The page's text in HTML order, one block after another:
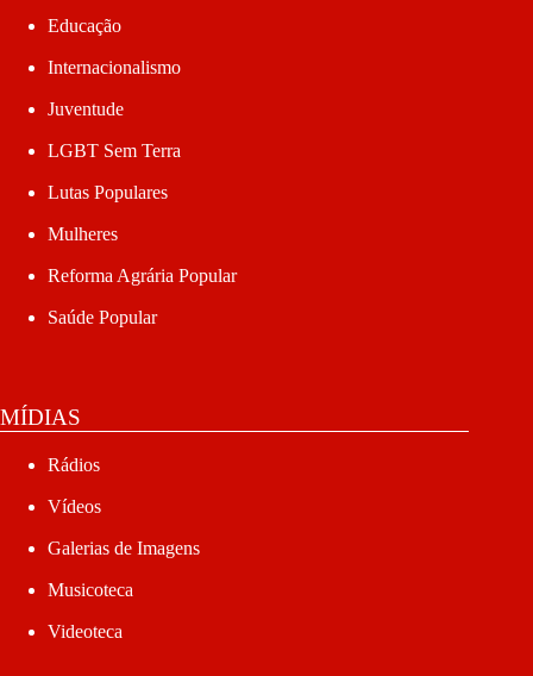
Educação
Internacionalismo
Juventude
LGBT Sem Terra
Lutas Populares
Mulheres
Reforma Agrária Popular
Saúde Popular
MÍDIAS
Rádios
Vídeos
Galerias de Imagens
Musicoteca
Videoteca